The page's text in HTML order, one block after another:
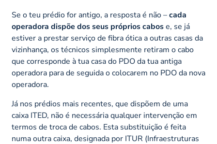
Se o teu prédio for antigo, a resposta é não –cada
operadora dispõe dos seus próprios cabose, se já
estiver a prestar serviço de fibra ótica a outras casas da
vizinhança, os técnicos simplesmente retiram o cabo
que corresponde à tua casa do PDO da tua antiga
operadora para de seguida o colocarem no PDO da nova
operadora.
Já nos prédios mais recentes, que dispõem de uma
caixa ITED, não é necessária qualquer intervenção em
termos de troca de cabos. Esta substituição é feita
numa outra caixa, designada por ITUR (Infraestruturas